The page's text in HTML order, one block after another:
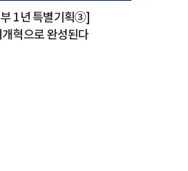
1년 특별기획③]
혁으로 완성된다